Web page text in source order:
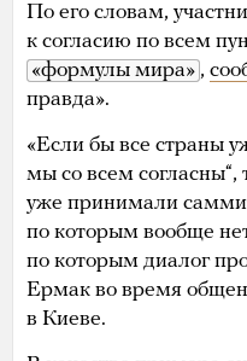
По его словам,
к согласию по всем
«формулы мира» ,
правда».
«Если бы все страны
мы со всем
уже принимали
по которым вообще
по которым диалог
Ермак во время
в Киеве.